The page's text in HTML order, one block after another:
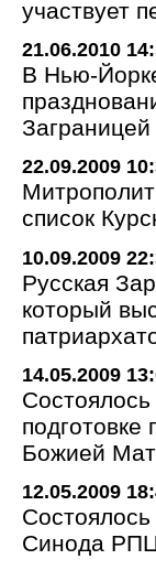
участвует
21.06.2010
В Нью-
Заграницей
22.09.2009
список
10.09.2009
Русская
который
14.05.2009
Божией
12.05.2009
Синода